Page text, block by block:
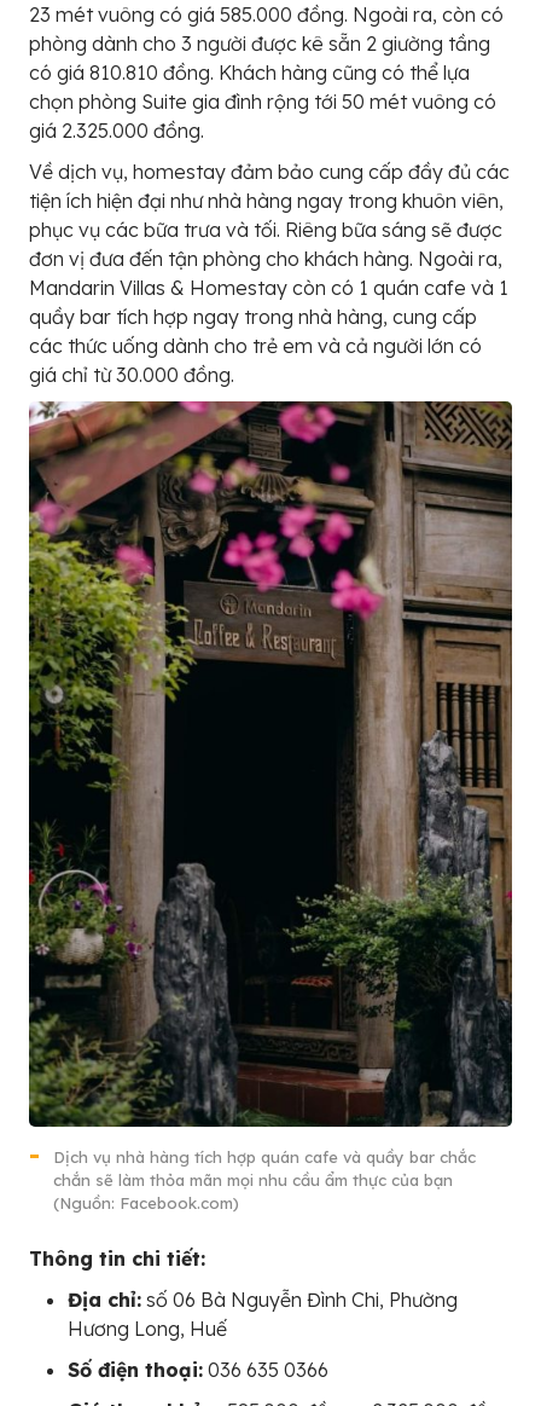
23 mét vuông có giá 585.000 đồng. Ngoài ra, còn có
phòng dành cho 3 người được kê sẵn 2 giường tầng
có giá 810.810 đồng. Khách hàng cũng có thể lựa
chọn phòng Suite gia đình rộng tới 50 mét vuông có
giá 2.325.000 đồng.
Về dịch vụ, homestay đảm bảo cung cấp đầy đủ các
tiện ích hiện đại như nhà hàng ngay trong khuôn viên,
phục vụ các bữa trưa và tối. Riêng bữa sáng sẽ được
đơn vị đưa đến tận phòng cho khách hàng. Ngoài ra,
Mandarin Villas & Homestay còn có 1 quán cafe và 1
quầy bar tích hợp ngay trong nhà hàng, cung cấp
các thức uống dành cho trẻ em và cả người lớn có
giá chỉ từ 30.000 đồng.
Dịch vụ nhà hàng tích hợp quán cafe và quầy bar chắc
chắn sẽ làm thỏa mãn mọi nhu cầu ẩm thực của bạn
(Nguồn: Facebook.com)
Thông tin chi tiết:
Địa chỉ: số 06 Bà Nguyễn Đình Chi, Phường
Hương Long, Huế
Số điện thoại: 036 635 0366